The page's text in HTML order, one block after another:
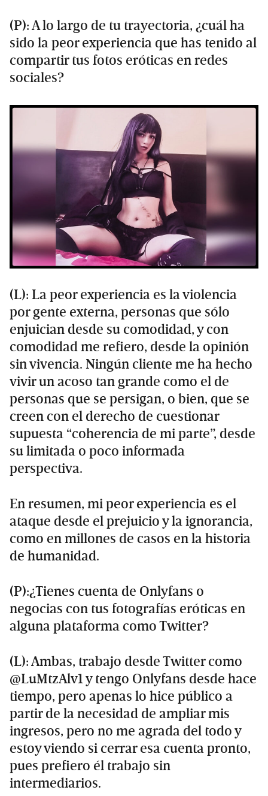
(P): A lo largo de tu trayectoria, ¿cuál ha
sido la peor experiencia que has tenido al
compartir tus fotos eróticas en redes
sociales?
(L): La peor experiencia es la violencia
por gente externa, personas que sólo
enjuician desde su comodidad, y con
comodidad me refiero, desde la opinión
sin vivencia. Ningún cliente me ha hecho
vivir un acoso tan grande como el de
personas que se persigan, o bien, que se
creen con el derecho de cuestionar
supuesta “coherencia de mi parte”, desde
su limitada o poco informada
perspectiva.
En resumen, mi peor experiencia es el
ataque desde el prejuicio y la ignorancia,
como en millones de casos en la historia
de humanidad.
(P):¿Tienes cuenta de Onlyfans o
negocias con tus fotografías eróticas en
alguna plataforma como Twitter?
(L): Ambas, trabajo desde Twitter como
@LuMtzAlv1 y tengo Onlyfans desde hace
tiempo, pero apenas lo hice público a
partir de la necesidad de ampliar mis
ingresos, pero no me agrada del todo y
estoy viendo si cerrar esa cuenta pronto,
pues prefiero él trabajo sin
intermediarios.